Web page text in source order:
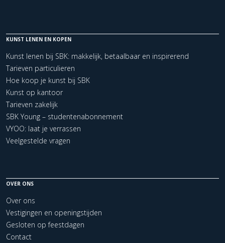
KUNST LENEN EN KOPEN
Kunst lenen bij SBK: makkelijk, betaalbaar en inspirerend
Tarieven particulieren
Hoe koop je kunst bij SBK
Kunst op kantoor
Tarieven zakelijk
SBK Young – studentenabonnement
VYOO: laat je verrassen
Veelgestelde vragen
OVER ONS
Over ons
Vestigingen en openingstijden
Gesloten op feestdagen
Contact